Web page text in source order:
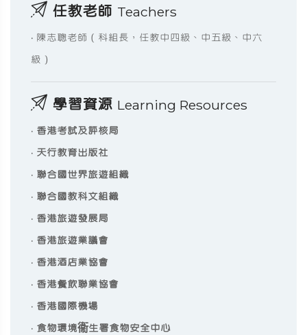
任教老師 Teachers
· 陳志聰老師（科組長，任教中四級、中五級、中六
級）
學習資源 Learning Resources
· 香港考試及評核局
· 天行教育出版社
· 聯合國世界旅遊組織
· 聯合國教科文組織
· 香港旅遊發展局
· 香港旅遊業議會
· 香港酒店業協會
· 香港餐飲聯業協會
· 香港國際機場
· 食物環境衞生署食物安全中心